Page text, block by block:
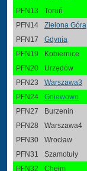
PFN13
Toruń
PFN14
Zielona Góra
PFN17
Gdynia
PFN19
Kobiernice
PFN20
Urzędów
PFN23
Warszawa3
PFN24
Gniewowo
PFN27
Burzenin
PFN28
Warszawa4
PFN30
Wrocław
PFN31
Szamotuły
PFN32
Chełm